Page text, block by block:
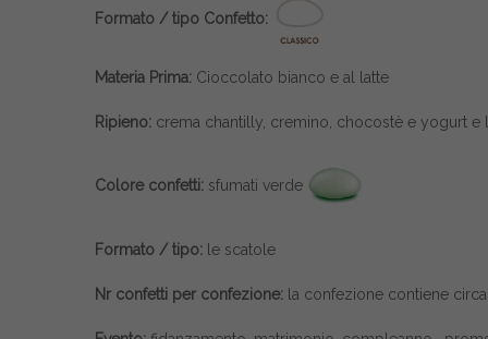
Formato / tipo Confetto:
Materia Prima: Cioccolato bianco e al latte
Ripieno: crema chantilly, cremino, chocostè e yogurt e
Colore confetti: sfumati verde
Formato / tipo: le scatole
Nr confetti per confezione: la confezione contiene circa